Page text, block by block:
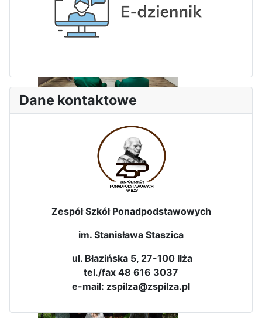
3-dniowa wycieczka klas 2, 3 i
4 technikum w Bieszczady
Wizyta edukacyjna w Areszcie
Śledczym w Radomiu
Bezpieczeństwo i kompetencje
uczniów - nasz priorytet
Dane kontaktowe
Zespół Szkół Ponadpodstawowych
im. Stanisława Staszica
ul. Błazińska 5, 27-100 Iłża
tel./fax 48 616 3037
e-mail: zspilza@zspilza.pl